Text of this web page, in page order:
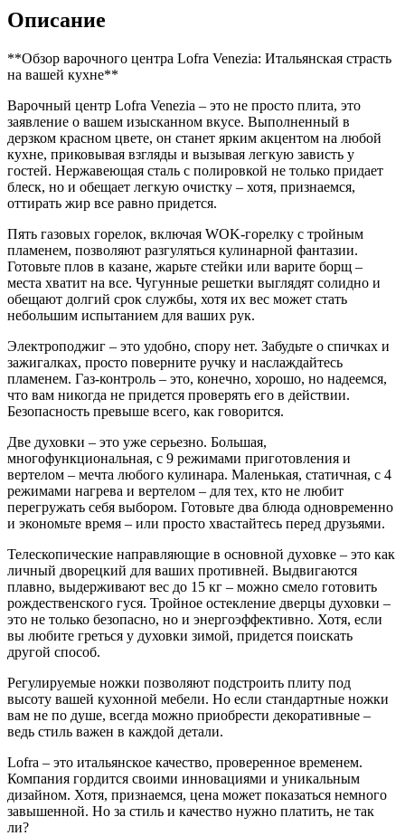
Venezia
красный
Описание
**Обзор варочного центра Lofra Venezia: Итальянская страсть
на вашей кухне**
Варочный центр Lofra Venezia – это не просто плита, это
заявление о вашем изысканном вкусе. Выполненный в
дерзком красном цвете, он станет ярким акцентом на любой
кухне, приковывая взгляды и вызывая легкую зависть у
гостей. Нержавеющая сталь с полировкой не только придает
блеск, но и обещает легкую очистку – хотя, признаемся,
оттирать жир все равно придется.
Пять газовых горелок, включая WOK-горелку с тройным
пламенем, позволяют разгуляться кулинарной фантазии.
Готовьте плов в казане, жарьте стейки или варите борщ –
места хватит на все. Чугунные решетки выглядят солидно и
обещают долгий срок службы, хотя их вес может стать
небольшим испытанием для ваших рук.
Электроподжиг – это удобно, спору нет. Забудьте о спичках и
зажигалках, просто поверните ручку и наслаждайтесь
пламенем. Газ-контроль – это, конечно, хорошо, но надеемся,
что вам никогда не придется проверять его в действии.
Безопасность превыше всего, как говорится.
Две духовки – это уже серьезно. Большая,
многофункциональная, с 9 режимами приготовления и
вертелом – мечта любого кулинара. Маленькая, статичная, с 4
режимами нагрева и вертелом – для тех, кто не любит
перегружать себя выбором. Готовьте два блюда одновременно
и экономьте время – или просто хвастайтесь перед друзьями.
Телескопические направляющие в основной духовке – это как
личный дворецкий для ваших противней. Выдвигаются
плавно, выдерживают вес до 15 кг – можно смело готовить
рождественского гуся. Тройное остекление дверцы духовки –
это не только безопасно, но и энергоэффективно. Хотя, если
вы любите греться у духовки зимой, придется поискать
другой способ.
Регулируемые ножки позволяют подстроить плиту под
высоту вашей кухонной мебели. Но если стандартные ножки
вам не по душе, всегда можно приобрести декоративные –
ведь стиль важен в каждой детали.
Lofra – это итальянское качество, проверенное временем.
Компания гордится своими инновациями и уникальным
дизайном. Хотя, признаемся, цена может показаться немного
завышенной. Но за стиль и качество нужно платить, не так
ли?